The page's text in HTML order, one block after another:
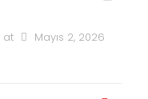
at Mayıs 2, 2026